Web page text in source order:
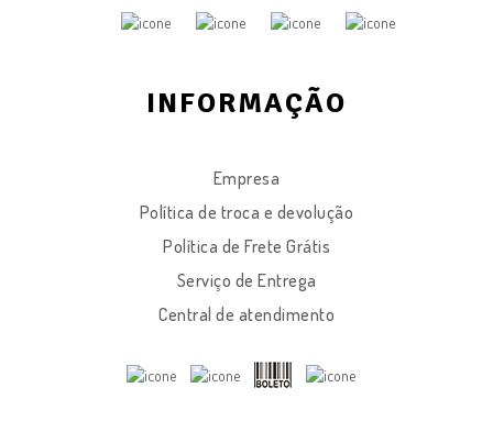
INFORMAÇÃO
Empresa
Política de troca e devolução
Política de Frete Grátis
Serviço de Entrega
Central de atendimento